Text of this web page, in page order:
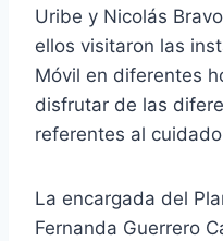
Uribe y Nicolás
ellos visitaron las
Móvil en diferentes
disfrutar de las
referentes al
La encargada del
Fernanda Guerrero